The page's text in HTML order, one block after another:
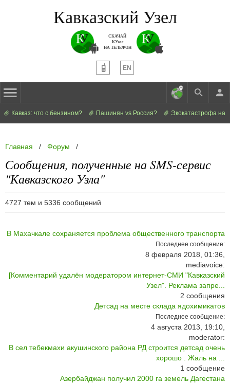
Кавказский Узел
СКАЧАЙ
КУзел
НА ТЕЛЕФОН
EN
Кавказ: что с бензином? Пашинян vs Россия? Экокатастрофа на
Главная / Форум /
Сообщения, полученные на SMS-сервис
"Кавказского Узла"
4727 тем и 5336 сообщений
В Махачкале сохраняется проблема общественного транспорта
Последнее сообщение:
8 февраля 2018, 01:36,
mediavoice:
[Комментарий удалён модератором интернет-СМИ "Кавказский
Узел". Реклама запре...
2 сообщения
Детсад на месте склада ядохимикатов
Последнее сообщение:
4 августа 2013, 19:10,
moderator:
В сел тебекмахи акушинского района РД строится детсад очень
хорошо . Жаль на ...
1 сообщение
Азербайджан получил 2000 га земель Дагестана